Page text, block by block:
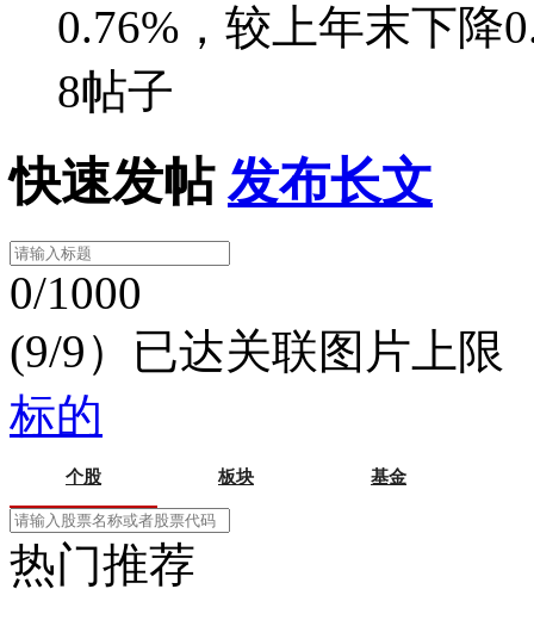
0.76%，较上年末下降
8帖子
快速发帖 发布长文
0/1000
(9/9）已达关联图片上限
标的
个股 板块 基金
热门推荐